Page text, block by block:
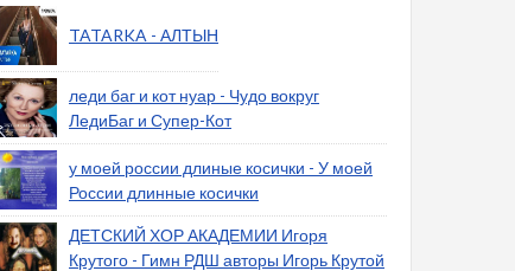
TATARKA - АЛТЫН
леди баг и кот нуар - Чудо вокруг
ЛедиБаг и Супер-Кот
у моей россии длиные косички - У моей
России длинные косички
ДЕТСКИЙ ХОР АКАДЕМИИ Игоря
Крутого - Гимн РДШ авторы Игорь Крутой